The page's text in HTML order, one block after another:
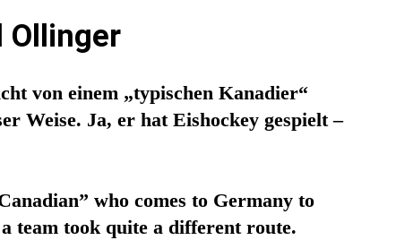
Ollinger
von einem „typischen Kanadier“
Weise. Ja, er hat Eishockey gespielt –
who comes to Germany to
team took quite a different route.